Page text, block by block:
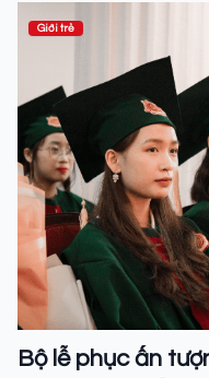
Giới trẻ
Bộ lễ phục ấn